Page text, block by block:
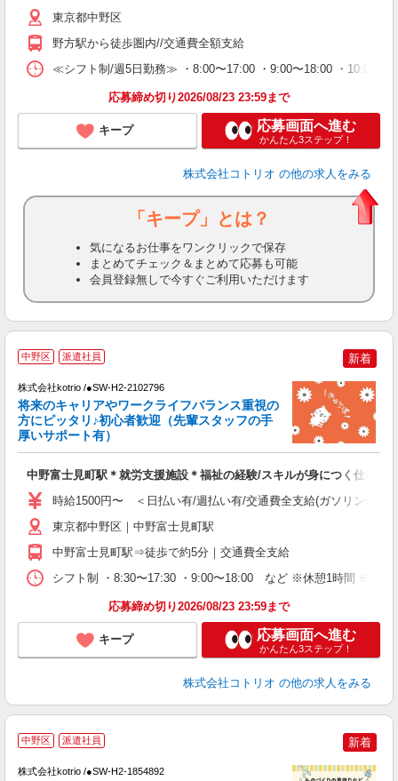
東京都中野区
野方駅から徒歩圏内//交通費全額支給
≪シフト制/週5日勤務≫ ・8:00〜17:00 ・9:00〜18:00 ・10:00
応募締め切り2026/08/23 23:59まで
キープ 応募画面へ進む
かんたん3ステップ！
株式会社コトリオ の他の求人をみる
「キープ」とは？
気になるお仕事をワンクリックで保存
まとめてチェック＆まとめて応募も可能
会員登録無しで今すぐご利用いただけます
中野区 派遣社員 新着
株式会社kotrio /●SW-H2-2102796
将来のキャリアやワークライフバランス重視の
方にピッタリ♪初心者歓迎（先輩スタッフの手
厚いサポート有）
中野富士見町駅＊就労支援施設＊福祉の経験/スキルが身につく仕事♪
時給1500円〜 ＜日払い有/週払い有/交通費全支給(ガソリン代含
東京都中野区｜中野富士見町駅
中野富士見町駅⇒徒歩で約5分｜交通費全支給
シフト制 ・8:30〜17:30 ・9:00〜18:00 など ※休憩1時間 ※週3
応募締め切り2026/08/23 23:59まで
キープ 応募画面へ進む
かんたん3ステップ！
株式会社コトリオ の他の求人をみる
中野区 派遣社員 新着
株式会社kotrio /●SW-H2-1854892